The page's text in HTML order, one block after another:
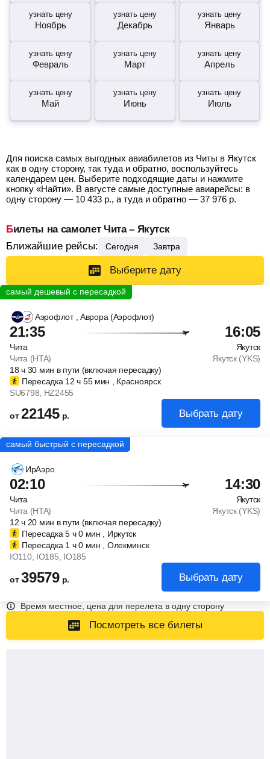
узнать цену
Ноябрь
узнать цену
Декабрь
узнать цену
Январь
узнать цену
Февраль
узнать цену
Март
узнать цену
Апрель
узнать цену
Май
узнать цену
Июнь
узнать цену
Июль
Для поиска самых выгодных авиабилетов из Читы в Якутск
как в одну сторону, так туда и обратно, воспользуйтесь
календарем цен. Выберите подходящие даты и нажмите
кнопку «Найти». В августе самые доступные авиарейсы: в
одну сторону — 10 433 р., а туда и обратно — 37 976 р.
Билеты на самолет Чита – Якутск
Ближайшие рейсы:
Сегодня Завтра
Выберите дату
Аэрофлот , Аврора (Аэрофлот)
21:35 16:05
Чита
Якутск
Чита (HTA)
Якутск (YKS)
18ч30 мин в пути (включая пересадку)
Пересадка 12ч 55 мин , Красноярск
SU6798 , HZ2455
от22145 р. Выбрать дату
ИрАэро
02:10 14:30
Чита
Якутск
Чита (HTA)
Якутск (YKS)
12ч20 мин в пути (включая пересадку)
Пересадка 5 ч0 мин , Иркутск
Пересадка 1 ч0 мин , Олекминск
IO110, IO185 , IO185
от39579 р. Выбрать дату
Время местное, цена для перелета в одну сторону
Посмотреть все билеты